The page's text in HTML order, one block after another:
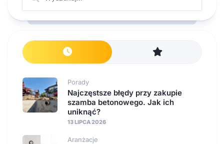
Porady
Najczęstsze błędy przy zakupie
szamba betonowego. Jak ich
uniknąć?
13 LIPCA 2026
Aranżacje